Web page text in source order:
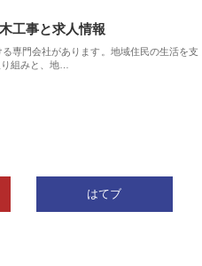
工事と求人情報
専門会社があります。地域住民の生活を支
組みと、地…
はてブ